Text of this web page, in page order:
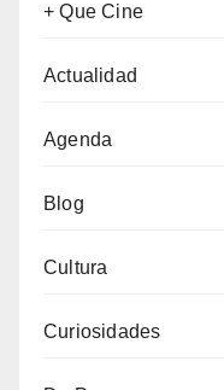
+ Que Cine
Actualidad
Agenda
Blog
Cultura
Curiosidades